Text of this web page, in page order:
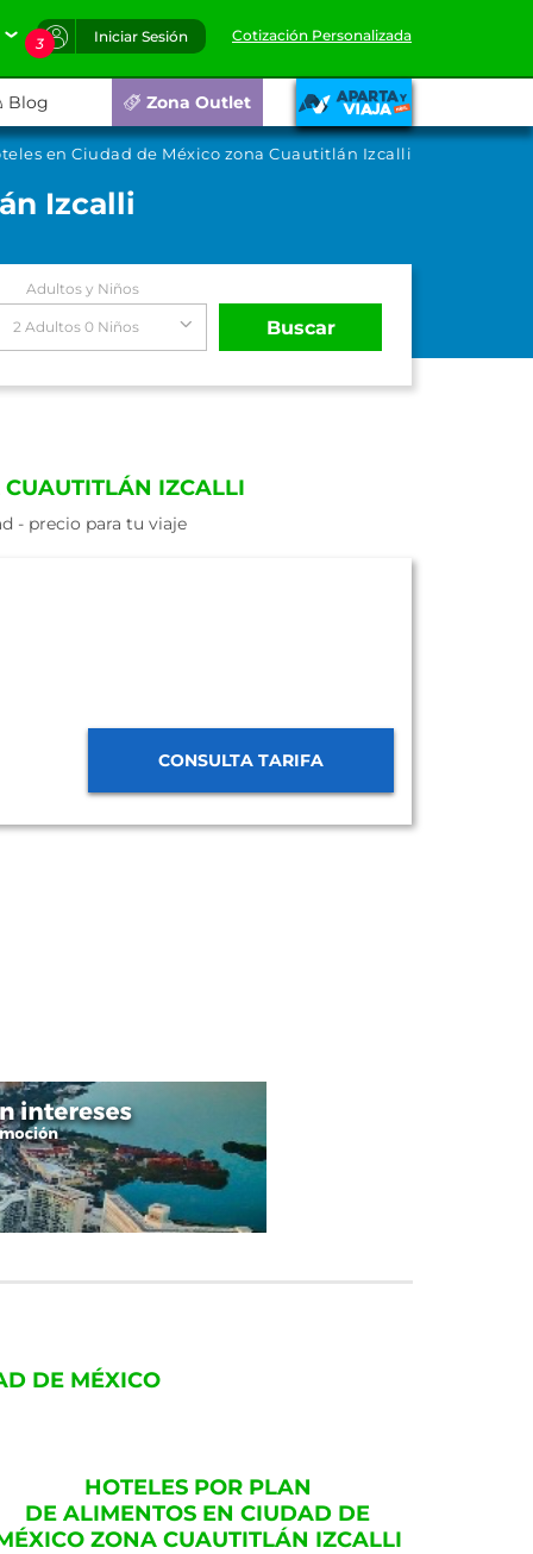
3 Iniciar Sesión Cotización Personalizada
Blog Zona Outlet
en Ciudad de México zona Cuautitlán Izcalli
Izcalli
Adultos y Niños
2 Adultos 0 Niños Buscar
IZCALLI
- precio para tu viaje
CONSULTA TARIFA
DE MÉXICO
HOTELES POR PLAN
DE ALIMENTOS EN CIUDAD DE
ZONA CUAUTITLÁN IZCALLI